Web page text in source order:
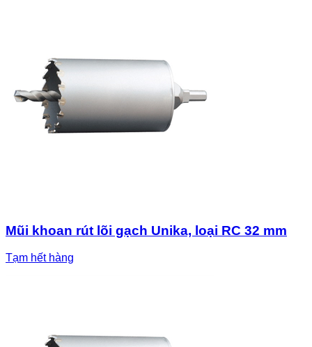
Mũi khoan rút lõi gạch Unika, loại RC 32 mm
Tạm hết hàng